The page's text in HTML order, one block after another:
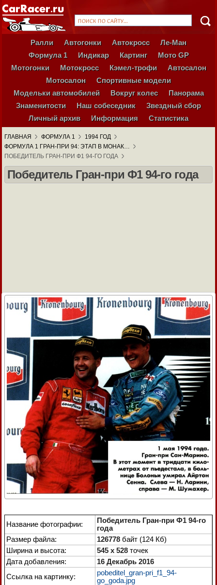
Ралли Автогонки Автокросс
Ле-Ман
Формула 1
Индикар Картинг
Мото GP
Мотогонки
Мотокросс Кэмел-трофи
Автосалон
Мотосалон
Спортивные модели
Модельки автомобилей
Вокруг колес
Панорама
Знаменитости
Наш собеседник
Звездный сбор
Личный архив
Информация Статистика
ГЛАВНАЯ ФОРМУЛА 1
1994 ГОД
ФОРМУЛА 1 ГРАН-ПРИ 94: ЭТАП В МОНАК…
ПОБЕДИТЕЛЬ ГРАН-ПРИ Ф1 94-ГО ГОДА
Победитель Гран-при Ф1 94-го года
Название фотографии:
Победитель Гран-при Ф1 94-го
года
Размер файла:
126778 байт (124 Кб)
Ширина и высота:
545 x 528 точек
Дата добавления:
16 Декабрь 2016
Ссылка на картинку:
pobeditel_gran-pri_f1_94-
go_goda.jpg